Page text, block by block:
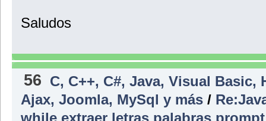
Saludos
56 C, C++, C#, Java, Visual Basic,
Ajax, Joomla, MySql y más/